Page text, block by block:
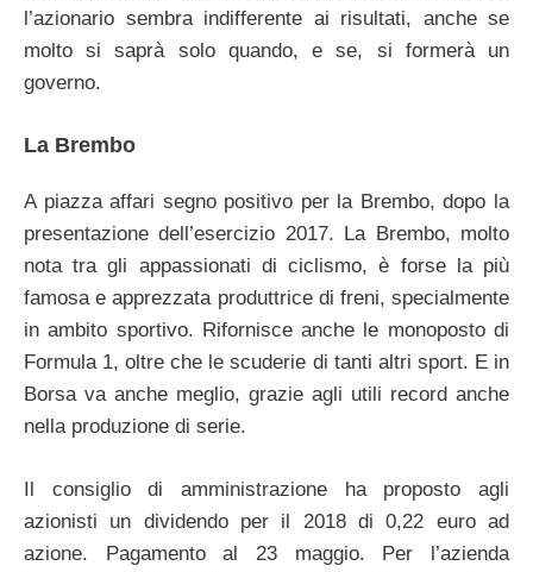
l’azionario sembra indifferente ai risultati, anche se
molto si saprà solo quando, e se, si formerà un
governo.
La Brembo
A piazza affari segno positivo per la Brembo, dopo la
presentazione dell’esercizio 2017. La Brembo, molto
nota tra gli appassionati di ciclismo, è forse la più
famosa e apprezzata produttrice di freni, specialmente
in ambito sportivo. Rifornisce anche le monoposto di
Formula 1, oltre che le scuderie di tanti altri sport. E in
Borsa va anche meglio, grazie agli utili record anche
nella produzione di serie.
Il consiglio di amministrazione ha proposto agli
azionisti un dividendo per il 2018 di 0,22 euro ad
azione. Pagamento al 23 maggio. Per l’azienda